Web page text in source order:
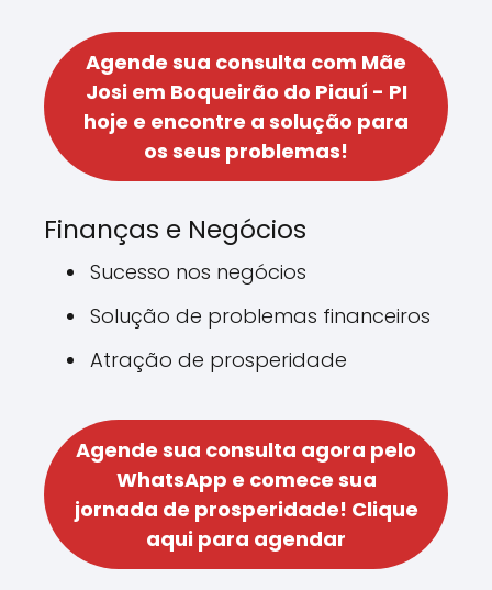
Agende sua consulta com Mãe
Josi em Boqueirão do Piauí - PI
hoje e encontre a solução para
os seus problemas!
Finanças e Negócios
Sucesso nos negócios
Solução de problemas financeiros
Atração de prosperidade
Agende sua consulta agora pelo
WhatsApp e comece sua
jornada de prosperidade! Clique
aqui para agendar